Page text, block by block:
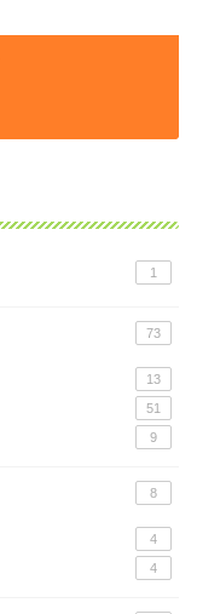
1
73
13
51
9
8
4
4